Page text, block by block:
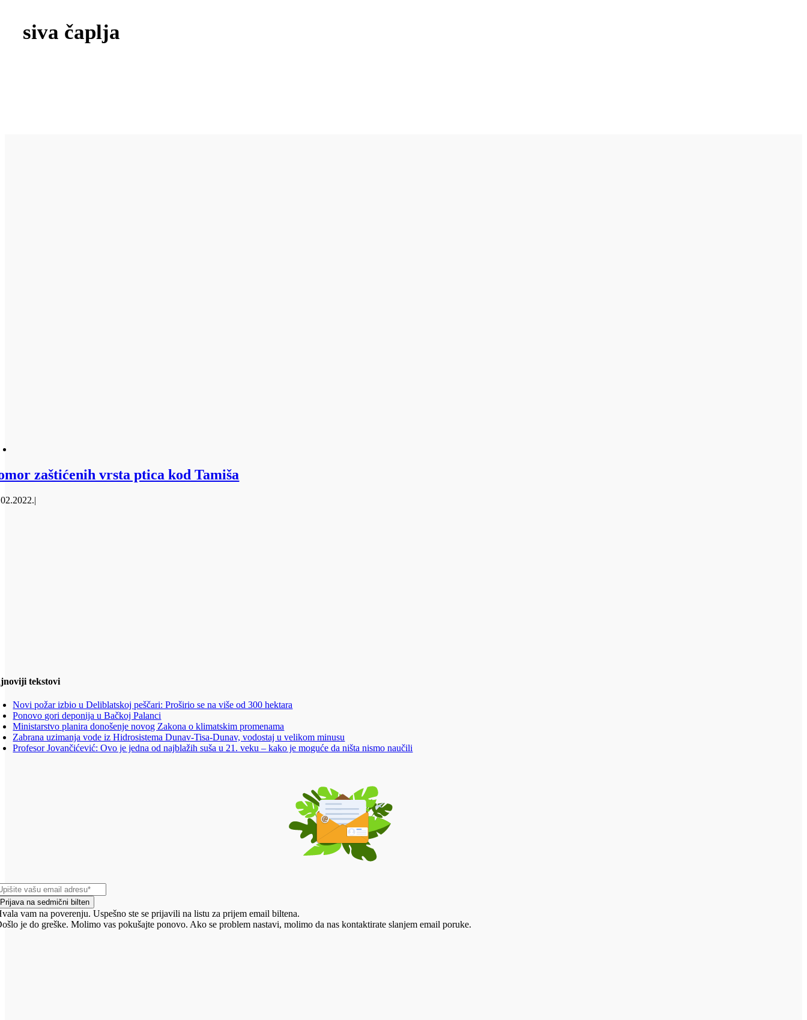
siva čaplja
zaštićenih vrsta ptica kod Tamiša
|
tekstovi
Novi požar izbio u Deliblatskoj peščari: Proširio se na više od 300 hektara
Ponovo gori deponija u Bačkoj Palanci
Ministarstvo planira donošenje novog Zakona o klimatskim promenama
Zabrana uzimanja vode iz Hidrosistema Dunav-Tisa-Dunav, vodostaj u velikom minusu
Profesor Jovančićević: Ovo je jedna od najblažih suša u 21. veku – kako je moguće da ništa nismo naučili
Prijava na sedmični bilten
vam na poverenju. Uspešno ste se prijavili na listu za prijem email biltena.
je do greške. Molimo vas pokušajte ponovo. Ako se problem nastavi, molimo da nas kontaktirate slanjem email poruke.